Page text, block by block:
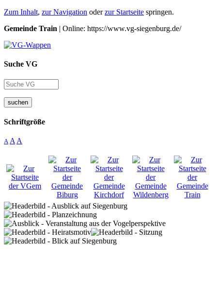
Zum Inhalt, zur Navigation oderzur Startseite springen.
Gemeinde Train | Online: https://www.vg-siegenburg.de/
Suche VG
suchen
Schriftgröße
A A A